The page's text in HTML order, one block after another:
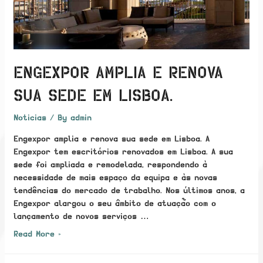
ENGEXPOR AMPLIA E RENOVA
SUA SEDE EM LISBOA.
Noticias / Byadmin
Engexpor amplia e renova sua sede em Lisboa. A
Engexpor tem escritórios renovados em Lisboa. A sua
sede foi ampliada e remodelada, respondendo à
necessidade de mais espaço da equipa e às novas
tendências do mercado de trabalho. Nos últimos anos, a
Engexpor alargou o seu âmbito de atuação com o
lançamento de novos serviços …
Engexpor
Read More »